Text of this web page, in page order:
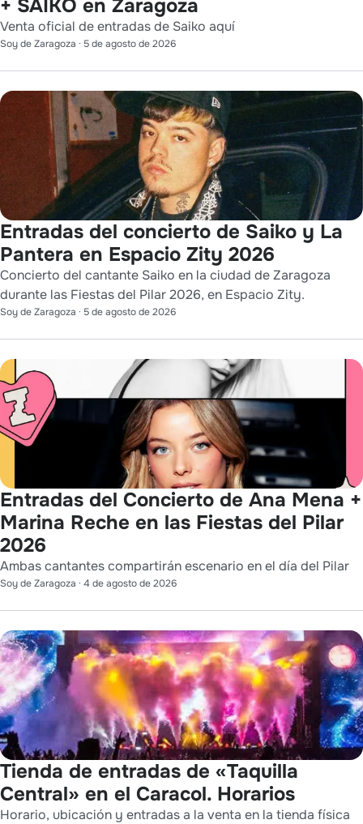
+ SAIKO en Zaragoza
Venta oficial de entradas de Saiko aquí
Soy de Zaragoza · 5 de agosto de 2026
Entradas del concierto de Saiko y La
Pantera en Espacio Zity 2026
Concierto del cantante Saiko en la ciudad de Zaragoza
durante las Fiestas del Pilar 2026, en Espacio Zity.
Soy de Zaragoza · 5 de agosto de 2026
Entradas del Concierto de Ana Mena +
Marina Reche en las Fiestas del Pilar
2026
Ambas cantantes compartirán escenario en el día del Pilar
Soy de Zaragoza · 4 de agosto de 2026
Tienda de entradas de «Taquilla
Central» en el Caracol. Horarios
Horario, ubicación y entradas a la venta en la tienda física